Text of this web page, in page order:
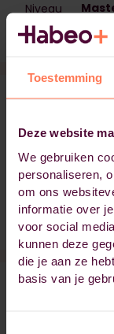
Toestemming
Deze website
We gebruiken
personaliseren,
om ons
informatie over
voor social
kunnen deze
die je aan ze
basis van je
Niveau
Duur
Navigeer
Prijs
€
Niveau
Duur
8